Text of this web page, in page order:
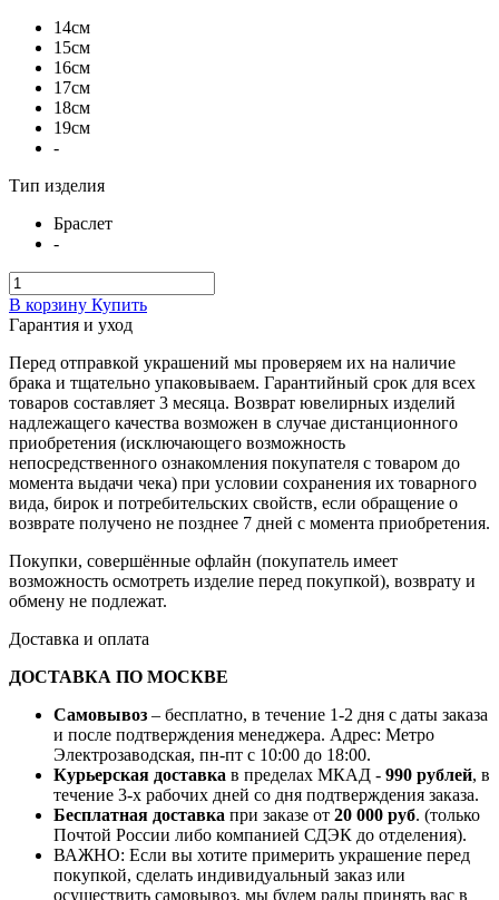
14см
15см
16см
17см
18см
19см
-
Тип изделия
Браслет
-
В корзину Купить
Гарантия и уход
Перед отправкой украшений мы проверяем их на наличие
брака и тщательно упаковываем. Гарантийный срок для всех
товаров составляет 3 месяца. Возврат ювелирных изделий
надлежащего качества возможен в случае дистанционного
приобретения (исключающего возможность
непосредственного ознакомления покупателя с товаром до
момента выдачи чека) при условии сохранения их товарного
вида, бирок и потребительских свойств, если обращение о
возврате получено не позднее 7 дней с момента приобретения.
Покупки, совершённые офлайн (покупатель имеет
возможность осмотреть изделие перед покупкой), возврату и
обмену не подлежат.
Доставка и оплата
ДОСТАВКА ПО МОСКВЕ
Самовывоз – бесплатно, в течение 1-2 дня с даты заказа
и после подтверждения менеджера. Адрес: Метро
Электрозаводская, пн-пт с 10:00 до 18:00.
Курьерская доставка в пределах МКАД - 990 рублей, в
течение 3-х рабочих дней со дня подтверждения заказа.
Бесплатная доставка при заказе от 20 000 руб. (только
Почтой России либо компанией СДЭК до отделения).
ВАЖНО: Если вы хотите примерить украшение перед
покупкой, сделать индивидуальный заказ или
осуществить самовывоз, мы будем рады принять вас в